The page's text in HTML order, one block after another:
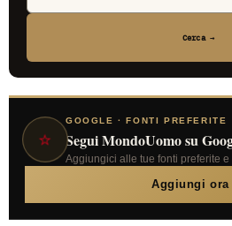
Cerca →
⭐
GOOGLE · FONTI PREFERITE
Segui MondoUomo su
Aggiungici alle tue fonti preferite
Aggiungi